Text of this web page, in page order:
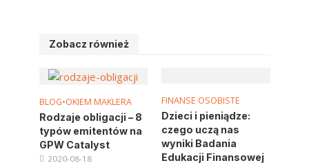
Zobacz również
BLOG•OKIEM MAKLERA
Rodzaje obligacji – 8
typów emitentów na
GPW Catalyst
2020-08-18
FINANSE OSOBISTE
Dzieci i pieniądze:
czego uczą nas
wyniki Badania
Edukacji Finansowej